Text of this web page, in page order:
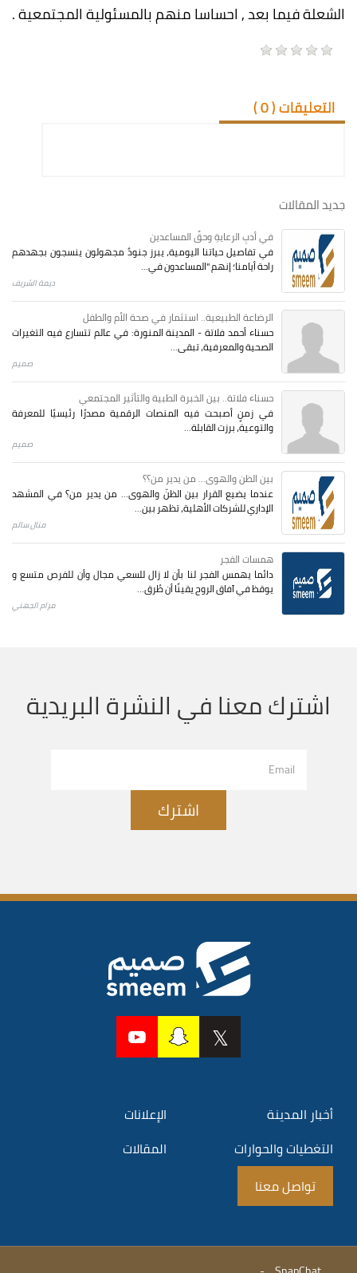
الشعلة فيما بعد , احساسا منهم بالمسئولية المجتمعية .
التعليقات (0
)
جديد المقالات
في أدبِ الرعايةِ وحقِّ المساعدين
في تفاصيل حياتنا اليومية، يبرز جنودٌ مجهولون ينسجون بجهدهم
راحة أيامنا؛ إنهم "المساعدون في...
ديمة الشريف
الرضاعة الطبيعية.. استثمار في صحة الأم والطفل
حسناء أحمد فلاتة - المدينة المنورة: في عالم تتسارع فيه التغيرات
الصحية والمعرفية، تبقى...
صميم
حسناء فلاتة.. بين الخبرة الطبية والتأثير المجتمعي
في زمنٍ أصبحت فيه المنصات الرقمية مصدرًا رئيسيًا للمعرفة
والتوعية، برزت القابلة...
صميم
بين الظن والهوى... من يدير من؟؟
عندما يضيع القرار بين الظنّ والهوى… من يدير من؟ في المشهد
الإداري للشركات الأهلية، تظهر بين...
منال سالم
همسات الفجر
دائما يهمس الفجر لنا بأن لا زال للسعي مجال وأن للفرص متسع و
يوقظ في آفاق الروح يقينًا أن طُرق...
مرام الجهني
اشترك معنا في النشرة البريدية
اشترك
أخبار المدينة
الإعلانات
التغطيات والحوارات
المقالات
تواصل معنا